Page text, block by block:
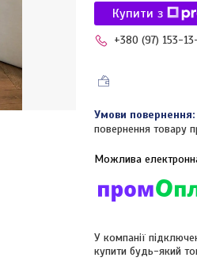
Купити з
+380 (97) 153-
повернення товару
У компанії
купити будь-який